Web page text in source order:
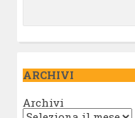
ARCHIVI
Archivi